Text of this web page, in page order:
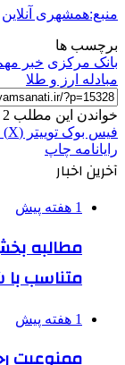
منبع:همشهری آنلاین
برچسب ها
بانک مرکزی خبر
مبادله ارز و طلا
خواندن این مطلب 2 دقیقه زمان میبرد
فیس بوک توییتر (X)
رایانامه چاپ
آخرین اخبار
1 هفته پیش
مطالبه
متناسب
1 هفته پیش